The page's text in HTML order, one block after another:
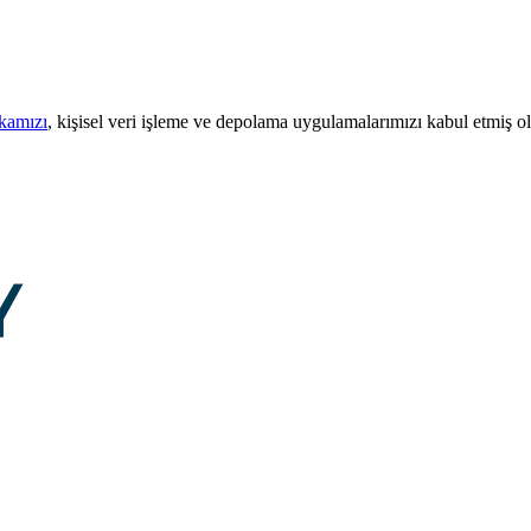
, kişisel veri işleme ve depolama uygulamalarımızı kabul etmiş